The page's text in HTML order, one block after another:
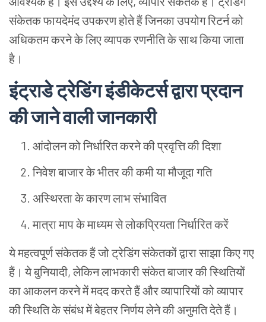
संकेतकफायदेमंदउपकरणहोतेहैंजिनकाउपयोगरिटर्नको
अधिकतमकरनेकेलिएव्यापकरणनीतिकेसाथकियाजाता
है।
इंट्राडे ट्रेडिंग इंडीकेटर्स द्वारा प्रदान
की जाने वाली जानकारी
आंदोलनकोनिर्धारितकरनेकीप्रवृत्तिकीदिशा
निवेशबाजारकेभीतरकीकमीयामौजूदागति
अस्थिरताकेकारणलाभसंभावित
मात्रामापकेमाध्यमसेलोकप्रियतानिर्धारितकरें
येमहत्वपूर्णसंकेतकहैंजोट्रेडिंगसंकेतकोंद्वारासाझाकिएगए
हैं। येबुनियादी,लेकिनलाभकारीसंकेतबाजारकीस्थितियों
काआकलनकरनेमेंमददकरतेहैंऔरव्यापारियोंकोव्यापार
कीस्थितिकेसंबंधमेंबेहतरनिर्णयलेनेकीअनुमतिदेतेहैं।